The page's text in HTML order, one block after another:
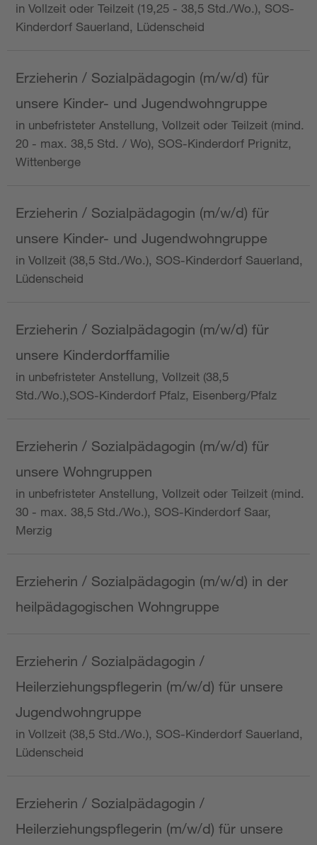
in Vollzeit oder Teilzeit (19,25 - 38,5 Std./Wo.), SOS-
Kinderdorf Sauerland, Lüdenscheid
Erzieherin / Sozialpädagogin (m/w/d) für
unsere Kinder- und Jugendwohngruppe
in unbefristeter Anstellung, Vollzeit oder Teilzeit (mind.
20 - max. 38,5 Std. / Wo), SOS-Kinderdorf Prignitz,
Wittenberge
Erzieherin / Sozialpädagogin (m/w/d) für
unsere Kinder- und Jugendwohngruppe
in Vollzeit (38,5 Std./Wo.), SOS-Kinderdorf Sauerland,
Lüdenscheid
Erzieherin / Sozialpädagogin (m/w/d) für
unsere Kinderdorffamilie
in unbefristeter Anstellung, Vollzeit (38,5
Std./Wo.),SOS-Kinderdorf Pfalz, Eisenberg/Pfalz
Erzieherin / Sozialpädagogin (m/w/d) für
unsere Wohngruppen
in unbefristeter Anstellung, Vollzeit oder Teilzeit (mind.
30 - max. 38,5 Std./Wo.), SOS-Kinderdorf Saar,
Merzig
Erzieherin / Sozialpädagogin (m/w/d) in der
heilpädagogischen Wohngruppe
Erzieherin / Sozialpädagogin /
Heilerziehungspflegerin (m/w/d) für unsere
Jugendwohngruppe
in Vollzeit (38,5 Std./Wo.), SOS-Kinderdorf Sauerland,
Lüdenscheid
Erzieherin / Sozialpädagogin /
Heilerziehungspflegerin (m/w/d) für unsere